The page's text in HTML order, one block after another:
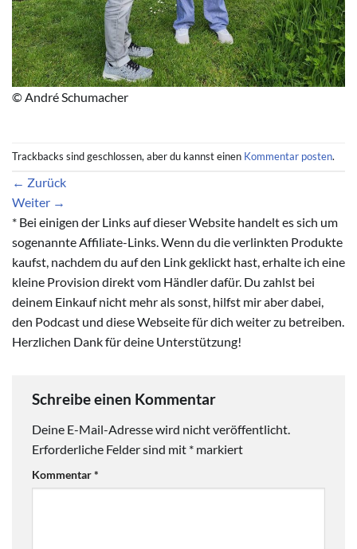
© André Schumacher
Trackbacks sind geschlossen, aber du kannst einen Kommentar posten.
← Zurück
Weiter →
* Bei einigen der Links auf dieser Website handelt es sich um
sogenannte Affiliate-Links. Wenn du die verlinkten Produkte
kaufst, nachdem du auf den Link geklickt hast, erhalte ich eine
kleine Provision direkt vom Händler dafür. Du zahlst bei
deinem Einkauf nicht mehr als sonst, hilfst mir aber dabei,
den Podcast und diese Webseite für dich weiter zu betreiben.
Herzlichen Dank für deine Unterstützung!
Schreibe einen Kommentar
Deine E-Mail-Adresse wird nicht veröffentlicht.
Erforderliche Felder sind mit * markiert
Kommentar*